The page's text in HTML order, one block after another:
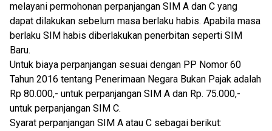
melayani permohonan perpanjangan SIM A dan C yang
dapat dilakukan sebelum masa berlaku habis. Apabila masa
berlaku SIM habis diberlakukan penerbitan seperti SIM
Baru.
Untuk biaya perpanjangan sesuai dengan PP Nomor 60
Tahun 2016 tentang Penerimaan Negara Bukan Pajak adalah
Rp 80.000,- untuk perpanjangan SIM A dan Rp. 75.000,-
untuk perpanjangan SIM C.
Syarat perpanjangan SIM A atau C sebagai berikut: